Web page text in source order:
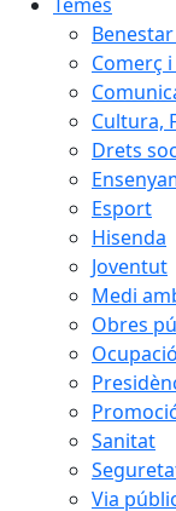
Comerç
Cultura,
Drets
Esport
Hisenda
Joventut
Medi
Obres
Ocupació
Sanitat
Via